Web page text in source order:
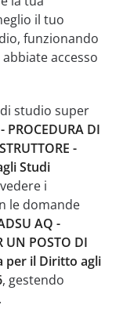
il tuo
funzionando
accesso
studio super
PROCEDURA DI
-
Studi
i
le domande
AQ -
UN POSTO DI
per il Diritto agli
, gestendo